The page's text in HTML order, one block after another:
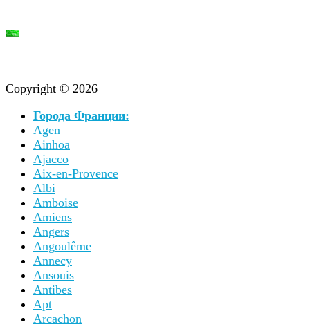
Copyright © 2026
Города Франции:
Agen
Ainhoa
Ajacco
Aix-en-Provence
Albi
Amboise
Amiens
Angers
Angoulême
Annecy
Ansouis
Antibes
Apt
Arcachon